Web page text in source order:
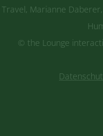
Travel, Marianne
© the Lounge